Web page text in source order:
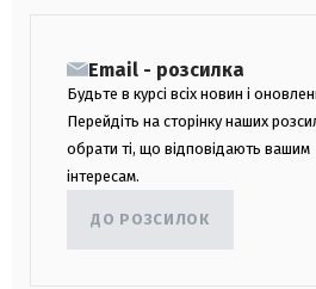
Email - розсилка
Будьте в курсі всіх новин і
Перейдіть на сторінку наших
обрати ті, що відповідають вашим
інтересам.
ДО РОЗСИЛОК